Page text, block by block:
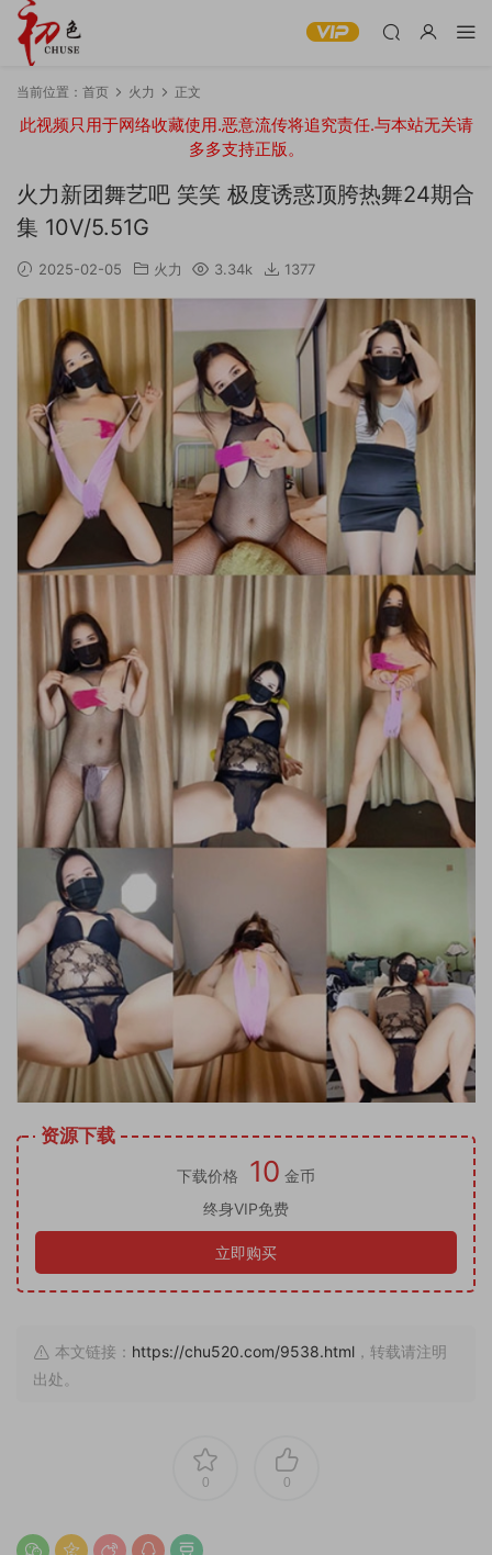
当前位置： 首页 火力 正文
此视频只用于网络收藏使用.恶意流传将追究责任.与本站无关请
多多支持正版。
火力新团舞艺吧 笑笑 极度诱惑顶胯热舞24期合
集 10V/5.51G
2025-02-05 火力 3.34k 1377
资源下载
下载价格 10 金币
终身VIP免费
立即购买
本文链接： https://chu520.com/9538.html ，转载请注明
出处。
0 0